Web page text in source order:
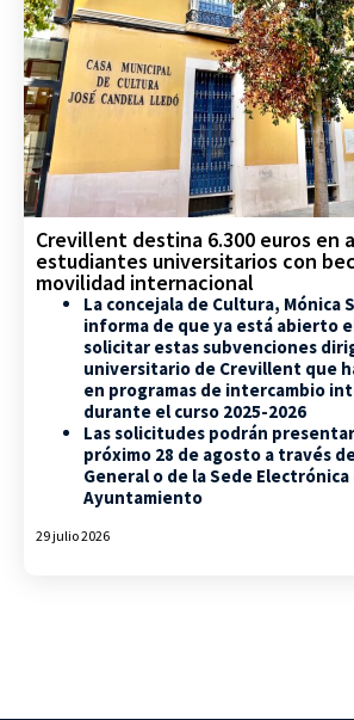
Crevillent destina 6.300 euros en
estudiantes universitarios con
movilidad internacional
La concejala de Cultura, Mónica
informa de que ya está abierto
solicitar estas subvenciones
universitario de Crevillent que
en programas de intercambio
durante el curso 2025-2026
Las solicitudes podrán
próximo 28 de agosto a través
General o de la Sede Electrónica
Ayuntamiento
29 julio 2026